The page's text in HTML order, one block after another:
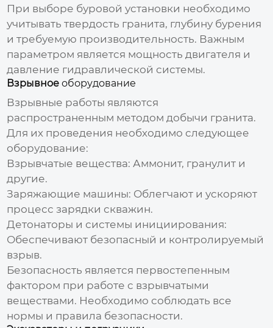
При выборе буровой установки необходимо
учитывать твердость гранита, глубину бурения
и требуемую производительность. Важным
параметром является мощность двигателя и
давление гидравлической системы.
Взрывноеоборудование
Взрывные работы являются
распространенным методом добычи гранита.
Для их проведения необходимо следующее
оборудование:
Взрывчатые вещества: Аммонит, гранулит и
другие.
Заряжающие машины: Облегчают и ускоряют
процесс зарядки скважин.
Детонаторы и системы инициирования:
Обеспечивают безопасный и контролируемый
взрыв.
Безопасность является первостепенным
фактором при работе с взрывчатыми
веществами. Необходимо соблюдать все
нормы и правила безопасности.